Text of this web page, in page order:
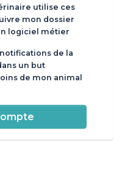
utilise ces
mon dossier
logiciel métier
de la
un but
de mon animal